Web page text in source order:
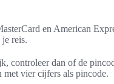
en American
reis.
controleer dan of de
met vier cijfers als pincode.